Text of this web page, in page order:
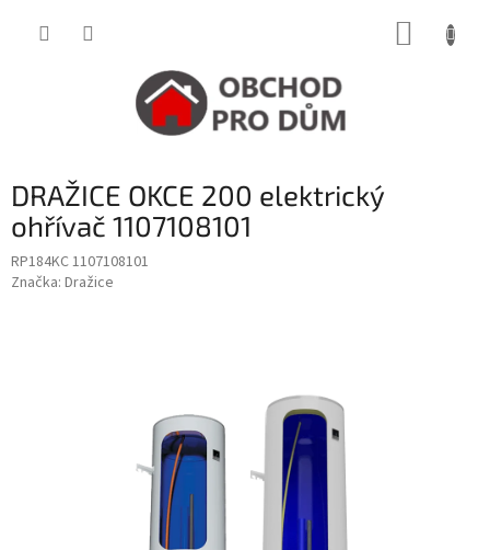
DRAŽICE OKCE 200 elektrický
ohřívač 1107108101
RP184KC 1107108101
Značka: Dražice